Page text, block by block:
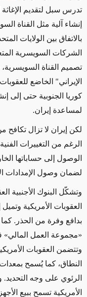
تدرس سبل لتقديم
إنشاء آلية مثل القناة
بالاتفاق بين الولايات
الشركات السويسرية
تصميم القناة
الإيراني" الخاضع
كوريا الجنوبية حتى إلى
لمساعدة إيران.
لكن إيران لا تزال
الرغم من التغييرات
الوصول إلى حساباتها
لضمان وصول الإمدادات
وتشكّل البنوك الأجنبية
العقوبات الأمريكية
بدافع وفرة من الحذر.
«مجموعة العمل المالي»
وتتضمن العقوبات
النطاق، كما يُسمح
الرئوي على وجه
الأمريكية تسمح ببيع